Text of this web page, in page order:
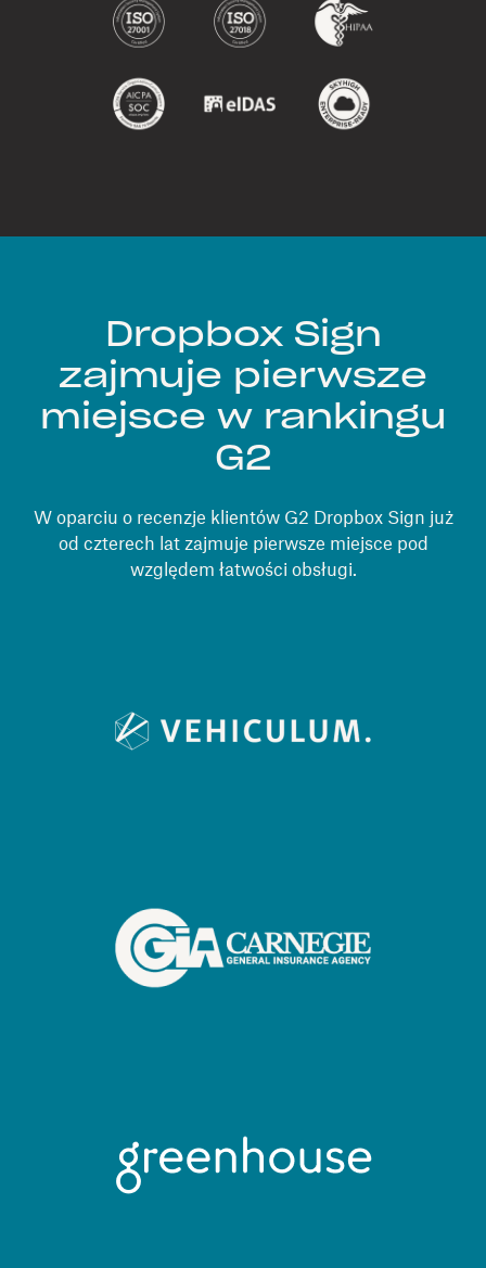
Dropbox Sign
zajmuje pierwsze
miejsce w rankingu
G2
W oparciu o recenzje klientów G2 Dropbox Sign już
od czterech lat zajmuje pierwsze miejsce pod
względem łatwości obsługi.